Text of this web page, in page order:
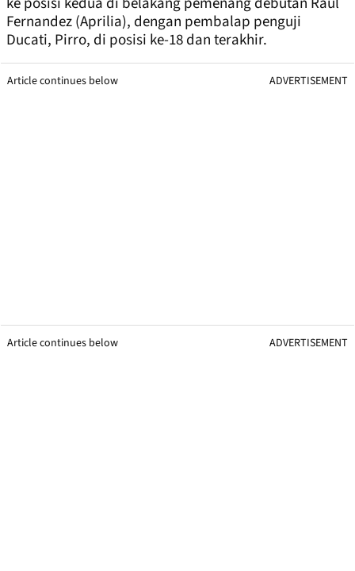
Fernandez (Aprilia), dengan pembalap penguji
Ducati, Pirro, di posisi ke-18 dan terakhir.
Article continues below ADVERTISEMENT
Article continues below ADVERTISEMENT